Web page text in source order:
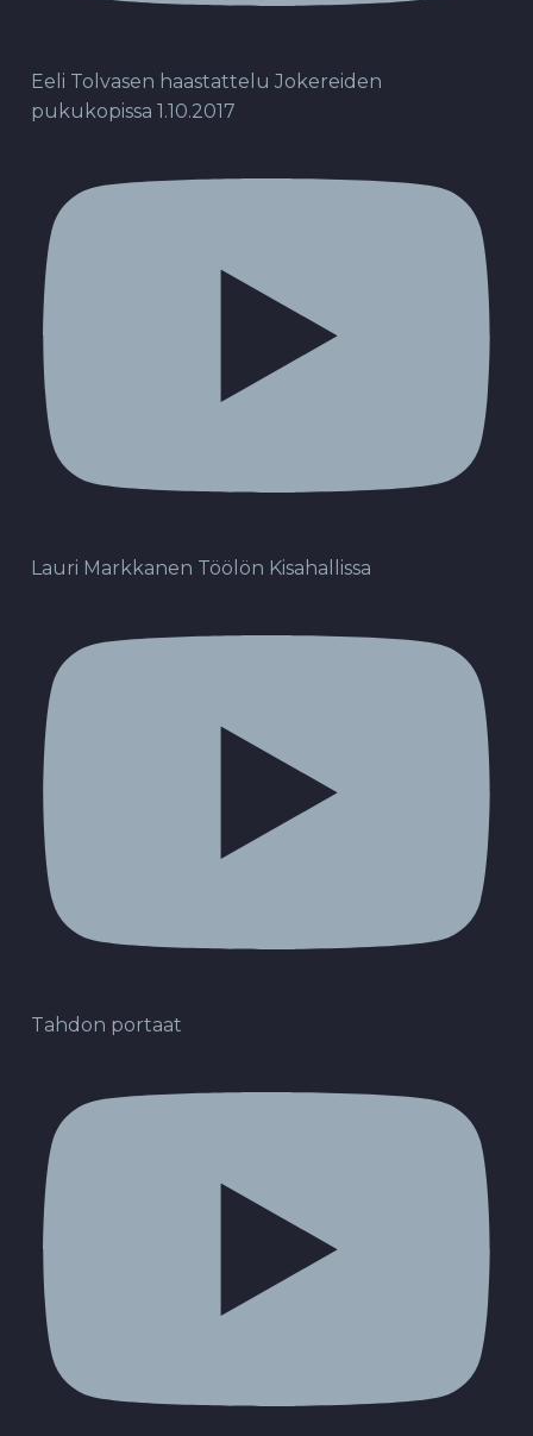
Eeli Tolvasen haastattelu Jokereiden
pukukopissa 1.10.2017
Lauri Markkanen Töölön Kisahallissa
Tahdon portaat